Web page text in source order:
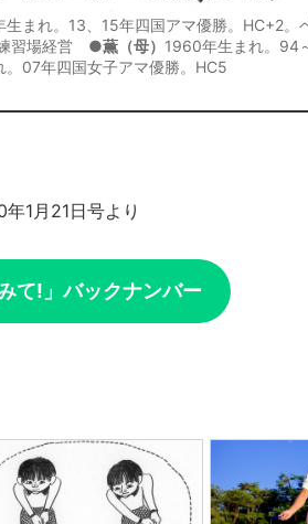
生まれ。13、15年四国アマ優勝。HC+2
練習場経営 ●薫（母） 1960年生まれ。94
。07年四国女子アマ優勝。HC5
1月21日号より
て!」バックナンバー